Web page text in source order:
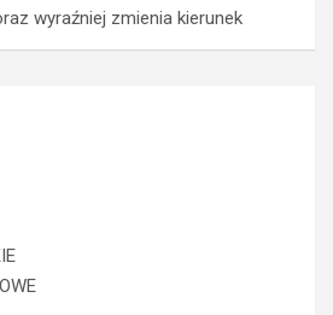
wyraźniej zmienia kierunek